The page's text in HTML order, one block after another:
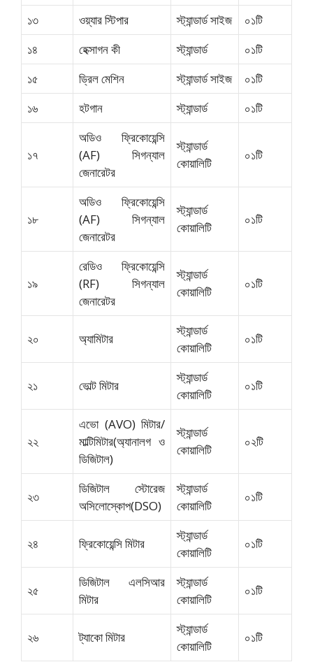
১৩ ওয়্যার স্টিপার স্ট্যান্ডার্ড সাইজ
০১টি
১৪
হেক্সাগন কী স্ট্যান্ডার্ড
০১টি
১৫
ড্রিল মেশিন স্ট্যান্ডার্ড সাইজ
০১টি
১৬
হটগান স্ট্যান্ডার্ড ০১টি
১৭
অডিও ফ্রিকোয়েন্সি
(AF) সিগন্যাল
জেনারেটর
স্ট্যান্ডার্ড
কোয়ালিটি
০১টি
১৮
অডিও ফ্রিকোয়েন্সি
(AF) সিগন্যাল
জেনারেটর
স্ট্যান্ডার্ড
কোয়ালিটি
০১টি
১৯
রেডিও ফ্রিকোয়েন্সি
(RF) সিগন্যাল
জেনারেটর
স্ট্যান্ডার্ড
কোয়ালিটি
০১টি
২০ অ্যামিটার
স্ট্যান্ডার্ড
কোয়ালিটি
০১টি
২১ ভোল্ট মিটার
স্ট্যান্ডার্ড
কোয়ালিটি
০১টি
২২
এভো (AVO) মিটার/
মাল্টিমিটার(অ্যানালগ ও
ডিজিটাল)
স্ট্যান্ডার্ড
কোয়ালিটি
০২টি
২৩
ডিজিটাল স্টোরেজ
অসিলোস্কোপ(DSO)
স্ট্যান্ডার্ড
কোয়ালিটি
০১টি
২৪ ফ্রিকোয়েন্সি মিটার
স্ট্যান্ডার্ড
কোয়ালিটি
০১টি
২৫
ডিজিটাল এলসিআর
মিটার
স্ট্যান্ডার্ড
কোয়ালিটি
০১টি
২৬ ট্যাকো মিটার
স্ট্যান্ডার্ড
কোয়ালিটি
০১টি